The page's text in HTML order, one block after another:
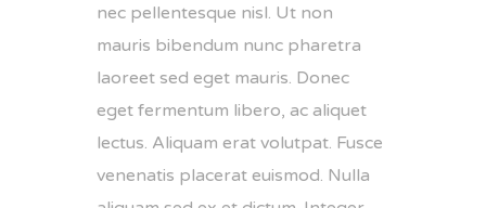
nec pellentesque nisl. Ut non
mauris bibendum nunc pharetra
laoreet sed eget mauris. Donec
eget fermentum libero, ac aliquet
lectus. Aliquam erat volutpat. Fusce
venenatis placerat euismod. Nulla